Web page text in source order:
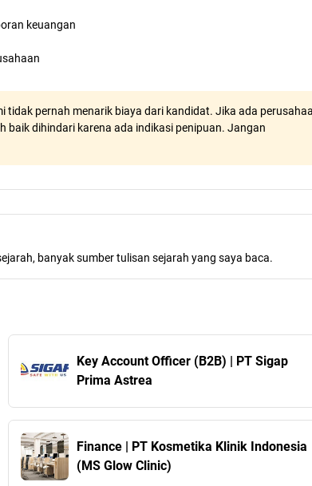
keuangan
tidak pernah menarik biaya dari kandidat. Jika ada
baik dihindari karena ada indikasi penipuan. Jangan
banyak sumber tulisan sejarah yang saya baca.
Key Account Officer (B2B) | PT Sigap
Prima Astrea
Finance | PT Kosmetika Klinik Indonesia
(MS Glow Clinic)